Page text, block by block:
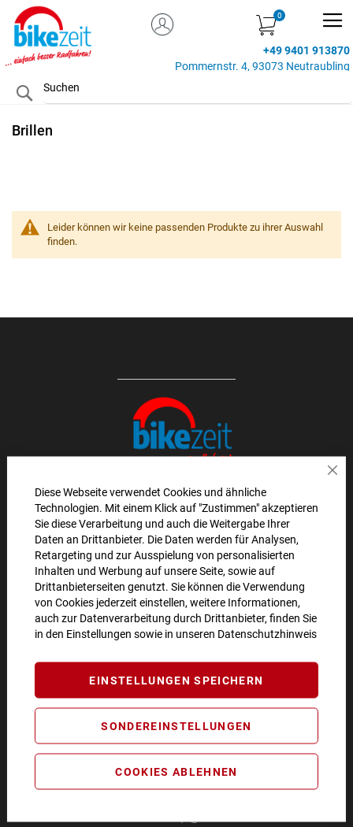
Diese Webseite verwendet Cookies und ähnliche
Technologien. Mit einem Klick auf "Zustimmen" akzeptieren
Sie diese Verarbeitung und auch die Weitergabe Ihrer
Daten an Drittanbieter. Die Daten werden für Analysen,
Retargeting und zur Ausspielung von personalisierten
Inhalten und Werbung auf unsere Seite, sowie auf
Drittanbieterseiten genutzt. Sie können die Verwendung
von Cookies jederzeit einstellen, weitere Informationen,
auch zur Datenverarbeitung durch Drittanbieter, finden Sie
in den Einstellungen sowie in unseren Datenschutzhinweis
EINSTELLUNGEN SPEICHERN
SONDEREINSTELLUNGEN
COOKIES ABLEHNEN
MEIN KONTO
+49 9401 913870
Pommernstr. 4, 93073 Neutraubling
Search
Brillen
Leider können wir keine passenden Produkte zu ihrer Auswahl
finden.
AKTIONEN UND NEUHEITEN ABONNIEREN UND
10€ GUTSCHEIN SICHERN!**
ANMELDEN
**Angebot gültig ab einem Bestellwert von 100€.
Abmeldung jederzeit möglich.
SO ERREICHEN SIE UNS
BIKEZEIT
Pommernstr. 4
93073 Neutraubling
Service-Hotline:09401 - 91 38 70